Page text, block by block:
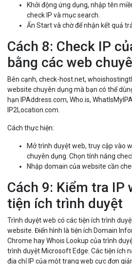
Khởi động ứng dụng, nhập tên
check IP và mục search.
Ấn Start và chờ để nhận kết quả
Cách 8: Check IP
bằng các web
Bên cạnh, check-host.net,
website chuyên dụng mà bạn có thể
hạn IPAddress.com, Who.is,
IP2Location.com.
Cách thực hiện:
Mở trình duyệt web, truy cập vào
chuyên dụng. Chọn tính năng
Nhập domain của website cần
Cách 9: Kiểm tra IP
tiện ích trình duyệt
Trình duyệt web có các tiện ích trình
website. Điển hình là tiện ích Domain
Chrome hay Whois Lookup của trình
trình duyệt Microsoft Edge. Các tiện ích
địa chỉ IP của một trang web cực đơn